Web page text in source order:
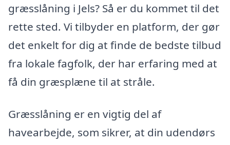
græsslåning i Jels? Så er du kommet til det
rette sted. Vi tilbyder en platform, der gør
det enkelt for dig at finde de bedste tilbud
fra lokale fagfolk, der har erfaring med at
få din græsplæne til at stråle.
Græsslåning er en vigtig del af
havearbejde, som sikrer, at din udendørs